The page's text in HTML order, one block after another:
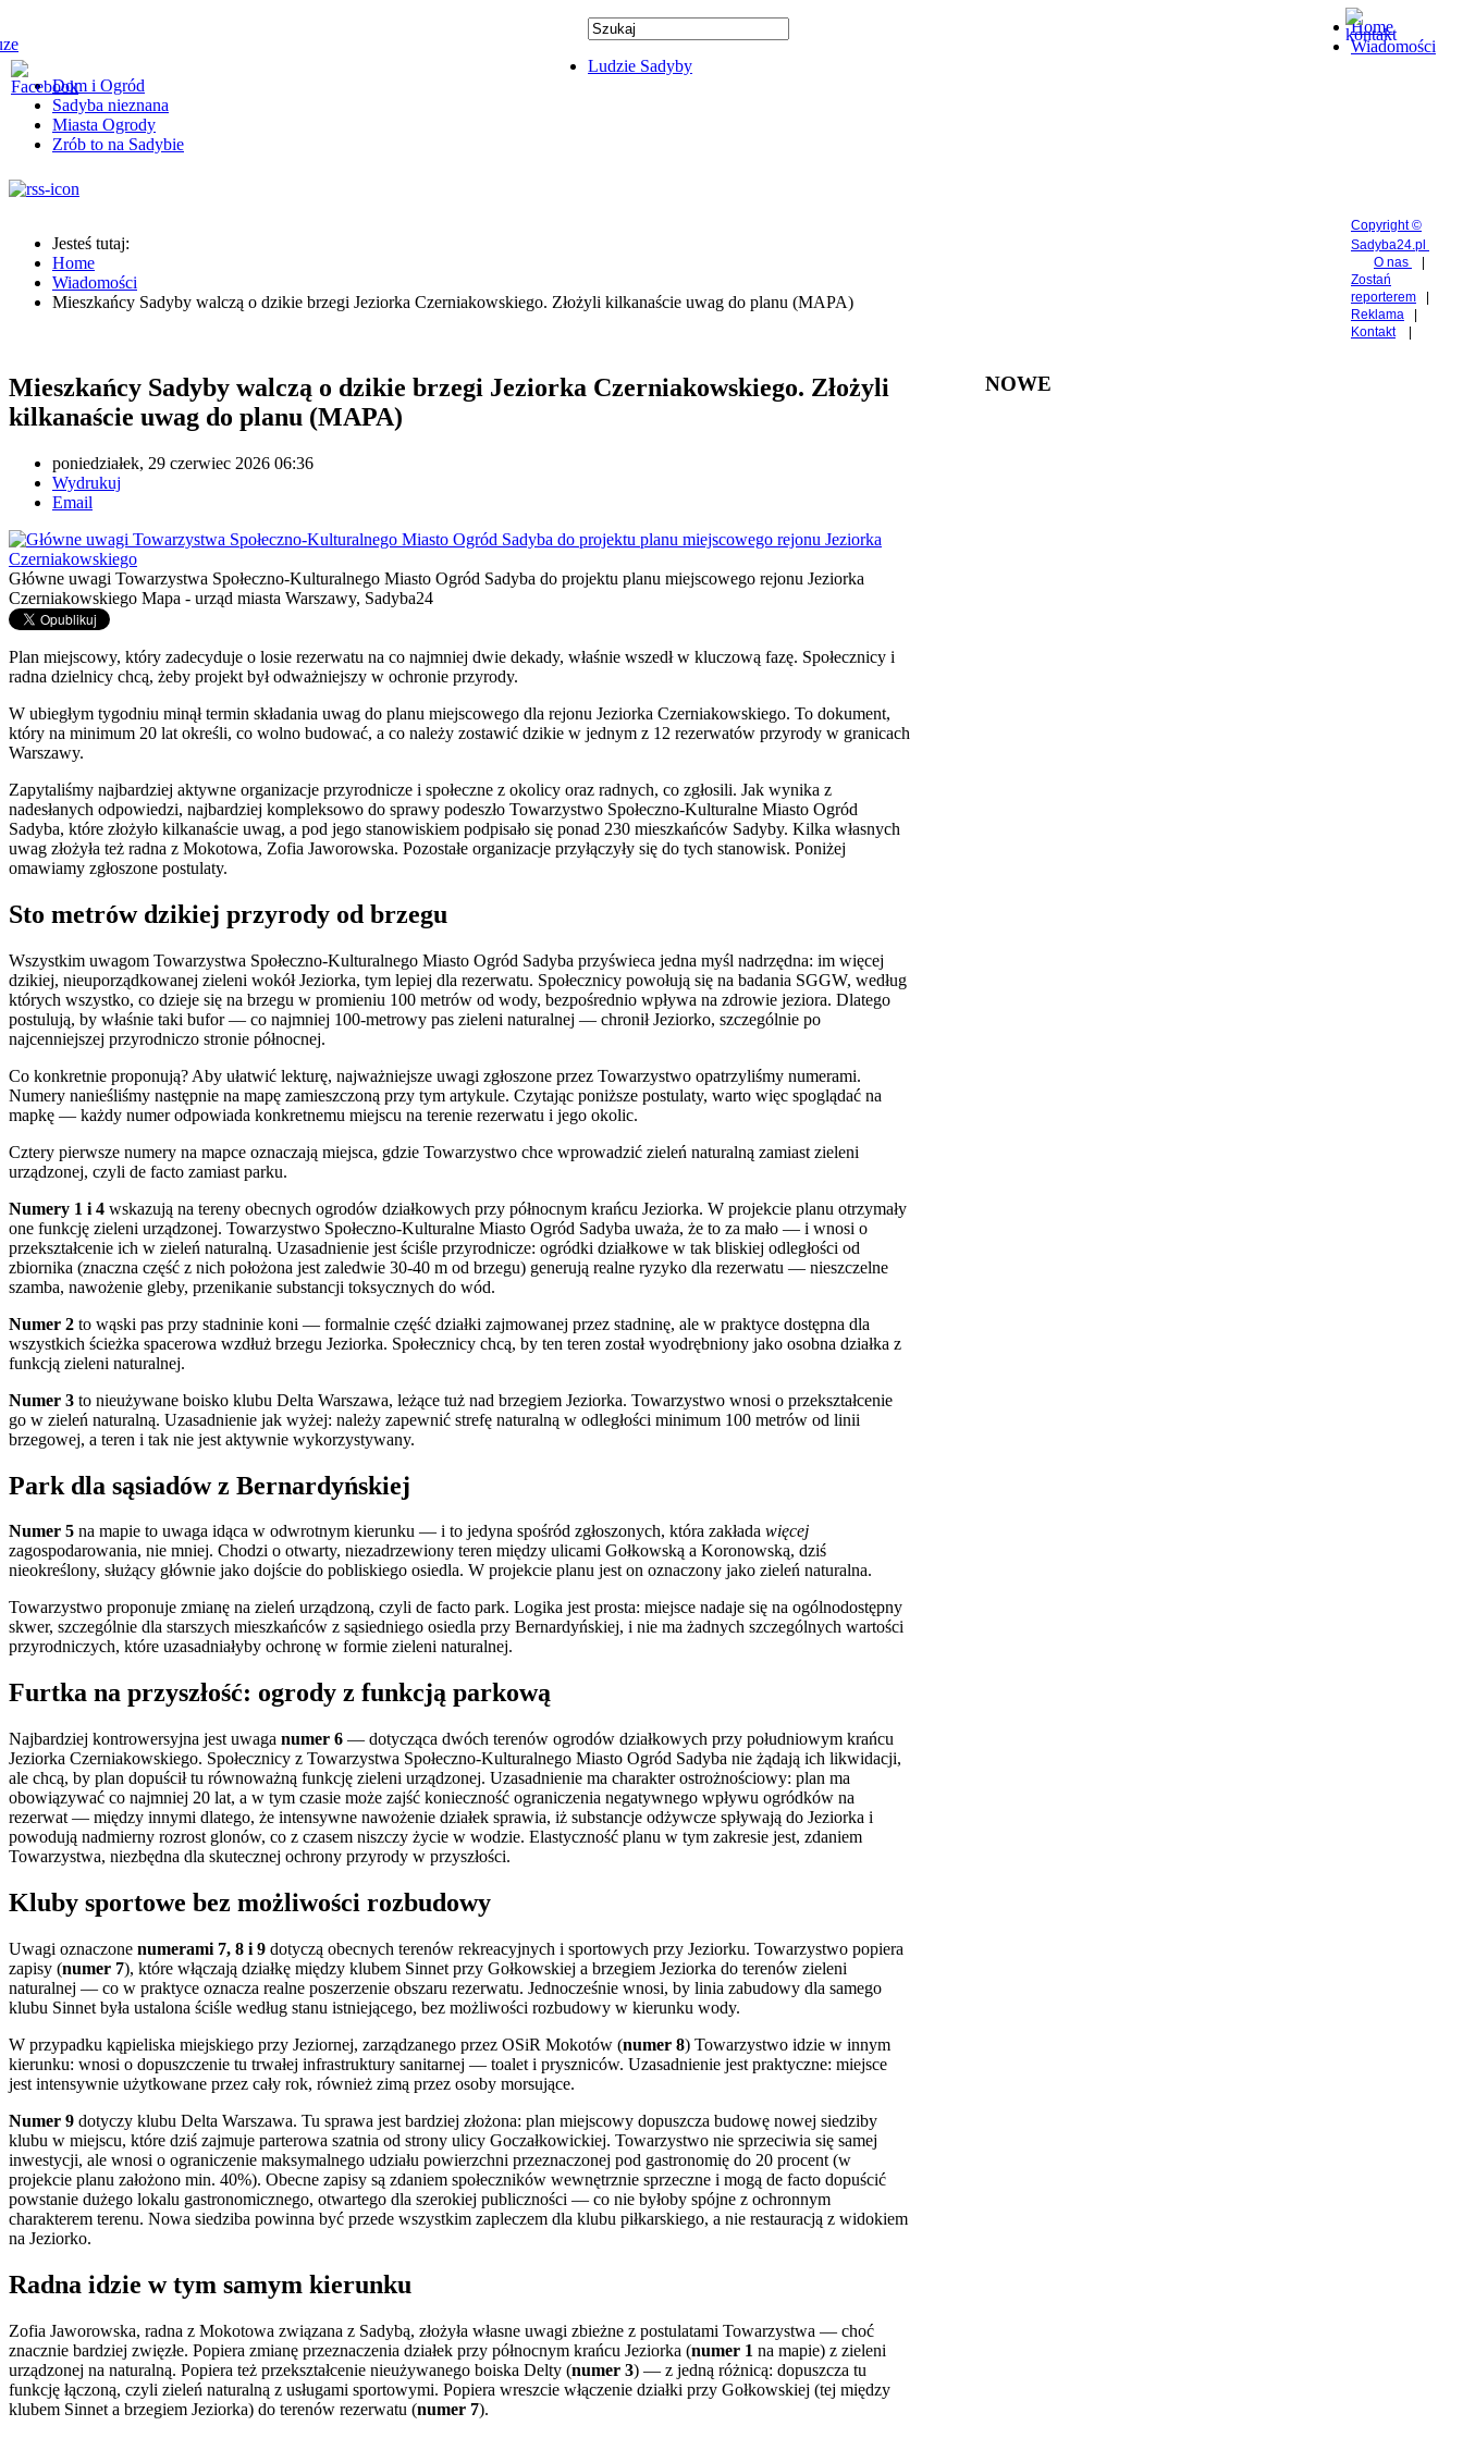
Home
Wiadomości
Ludzie Sadyby
Dom i Ogród
Sadyba nieznana
Miasta Ogrody
Zrób to na Sadybie
Jesteś tutaj:
Home
Wiadomości
Mieszkańcy Sadyby walczą o dzikie brzegi Jeziorka Czerniakowskiego. Złożyli kilkanaście uwag do planu (MAPA)
Mieszkańcy Sadyby walczą o dzikie brzegi Jeziorka Czerniakowskiego. Złożyli
kilkanaście uwag do planu (MAPA)
poniedziałek, 29 czerwiec 2026 06:36
Wydrukuj
Email
Główne uwagi Towarzystwa Społeczno-Kulturalnego Miasto Ogród Sadyba do projektu planu miejscowego rejonu Jeziorka
Czerniakowskiego Mapa - urząd miasta Warszawy, Sadyba24
Plan miejscowy, który zadecyduje o losie rezerwatu na co najmniej dwie dekady, właśnie wszedł w kluczową fazę. Społecznicy i
radna dzielnicy chcą, żeby projekt był odważniejszy w ochronie przyrody.
W ubiegłym tygodniu minął termin składania uwag do planu miejscowego dla rejonu Jeziorka Czerniakowskiego. To dokument,
który na minimum 20 lat określi, co wolno budować, a co należy zostawić dzikie w jednym z 12 rezerwatów przyrody w granicach
Warszawy.
Zapytaliśmy najbardziej aktywne organizacje przyrodnicze i społeczne z okolicy oraz radnych, co zgłosili. Jak wynika z
nadesłanych odpowiedzi, najbardziej kompleksowo do sprawy podeszło Towarzystwo Społeczno-Kulturalne Miasto Ogród
Sadyba, które złożyło kilkanaście uwag, a pod jego stanowiskiem podpisało się ponad 230 mieszkańców Sadyby. Kilka własnych
uwag złożyła też radna z Mokotowa, Zofia Jaworowska. Pozostałe organizacje przyłączyły się do tych stanowisk. Poniżej
omawiamy zgłoszone postulaty.
Sto metrów dzikiej przyrody od brzegu
Wszystkim uwagom Towarzystwa Społeczno-Kulturalnego Miasto Ogród Sadyba przyświeca jedna myśl nadrzędna: im więcej
dzikiej, nieuporządkowanej zieleni wokół Jeziorka, tym lepiej dla rezerwatu. Społecznicy powołują się na badania SGGW, według
których wszystko, co dzieje się na brzegu w promieniu 100 metrów od wody, bezpośrednio wpływa na zdrowie jeziora. Dlatego
postulują, by właśnie taki bufor — co najmniej 100-metrowy pas zieleni naturalnej — chronił Jeziorko, szczególnie po
najcenniejszej przyrodniczo stronie północnej.
Co konkretnie proponują? Aby ułatwić lekturę, najważniejsze uwagi zgłoszone przez Towarzystwo opatrzyliśmy numerami.
Numery nanieśliśmy następnie na mapę zamieszczoną przy tym artykule. Czytając poniższe postulaty, warto więc spoglądać na
mapkę — każdy numer odpowiada konkretnemu miejscu na terenie rezerwatu i jego okolic.
Cztery pierwsze numery na mapce oznaczają miejsca, gdzie Towarzystwo chce wprowadzić zieleń naturalną zamiast zieleni
urządzonej, czyli de facto zamiast parku.
Numery 1 i 4 wskazują na tereny obecnych ogrodów działkowych przy północnym krańcu Jeziorka. W projekcie planu otrzymały
one funkcję zieleni urządzonej. Towarzystwo Społeczno-Kulturalne Miasto Ogród Sadyba uważa, że to za mało — i wnosi o
przekształcenie ich w zieleń naturalną. Uzasadnienie jest ściśle przyrodnicze: ogródki działkowe w tak bliskiej odległości od
zbiornika (znaczna część z nich położona jest zaledwie 30-40 m od brzegu) generują realne ryzyko dla rezerwatu — nieszczelne
szamba, nawożenie gleby, przenikanie substancji toksycznych do wód.
Numer 2 to wąski pas przy stadninie koni — formalnie część działki zajmowanej przez stadninę, ale w praktyce dostępna dla
wszystkich ścieżka spacerowa wzdłuż brzegu Jeziorka. Społecznicy chcą, by ten teren został wyodrębniony jako osobna działka z
funkcją zieleni naturalnej.
Numer 3 to nieużywane boisko klubu Delta Warszawa, leżące tuż nad brzegiem Jeziorka. Towarzystwo wnosi o przekształcenie
go w zieleń naturalną. Uzasadnienie jak wyżej: należy zapewnić strefę naturalną w odległości minimum 100 metrów od linii
brzegowej, a teren i tak nie jest aktywnie wykorzystywany.
Park dla sąsiadów z Bernardyńskiej
Numer 5 na mapie to uwaga idąca w odwrotnym kierunku — i to jedyna spośród zgłoszonych, która zakłada więcej
zagospodarowania, nie mniej. Chodzi o otwarty, niezadrzewiony teren między ulicami Gołkowską a Koronowską, dziś
nieokreślony, służący głównie jako dojście do pobliskiego osiedla. W projekcie planu jest on oznaczony jako zieleń naturalna.
Towarzystwo proponuje zmianę na zieleń urządzoną, czyli de facto park. Logika jest prosta: miejsce nadaje się na ogólnodostępny
skwer, szczególnie dla starszych mieszkańców z sąsiedniego osiedla przy Bernardyńskiej, i nie ma żadnych szczególnych wartości
przyrodniczych, które uzasadniałyby ochronę w formie zieleni naturalnej.
Furtka na przyszłość: ogrody z funkcją parkową
Najbardziej kontrowersyjna jest uwaga numer 6 — dotycząca dwóch terenów ogrodów działkowych przy południowym krańcu
Jeziorka Czerniakowskiego. Społecznicy z Towarzystwa Społeczno-Kulturalnego Miasto Ogród Sadyba nie żądają ich likwidacji,
ale chcą, by plan dopuścił tu równoważną funkcję zieleni urządzonej. Uzasadnienie ma charakter ostrożnościowy: plan ma
obowiązywać co najmniej 20 lat, a w tym czasie może zajść konieczność ograniczenia negatywnego wpływu ogródków na
rezerwat — między innymi dlatego, że intensywne nawożenie działek sprawia, iż substancje odżywcze spływają do Jeziorka i
powodują nadmierny rozrost glonów, co z czasem niszczy życie w wodzie. Elastyczność planu w tym zakresie jest, zdaniem
Towarzystwa, niezbędna dla skutecznej ochrony przyrody w przyszłości.
Kluby sportowe bez możliwości rozbudowy
Uwagi oznaczone numerami 7, 8 i 9 dotyczą obecnych terenów rekreacyjnych i sportowych przy Jeziorku. Towarzystwo popiera
zapisy (numer 7), które włączają działkę między klubem Sinnet przy Gołkowskiej a brzegiem Jeziorka do terenów zieleni
naturalnej — co w praktyce oznacza realne poszerzenie obszaru rezerwatu. Jednocześnie wnosi, by linia zabudowy dla samego
klubu Sinnet była ustalona ściśle według stanu istniejącego, bez możliwości rozbudowy w kierunku wody.
W przypadku kąpieliska miejskiego przy Jeziornej, zarządzanego przez OSiR Mokotów (numer 8) Towarzystwo idzie w innym
kierunku: wnosi o dopuszczenie tu trwałej infrastruktury sanitarnej — toalet i pryszniców. Uzasadnienie jest praktyczne: miejsce
jest intensywnie użytkowane przez cały rok, również zimą przez osoby morsujące.
Numer 9 dotyczy klubu Delta Warszawa. Tu sprawa jest bardziej złożona: plan miejscowy dopuszcza budowę nowej siedziby
klubu w miejscu, które dziś zajmuje parterowa szatnia od strony ulicy Goczałkowickiej. Towarzystwo nie sprzeciwia się samej
inwestycji, ale wnosi o ograniczenie maksymalnego udziału powierzchni przeznaczonej pod gastronomię do 20 procent (w
projekcie planu założono min. 40%). Obecne zapisy są zdaniem społeczników wewnętrznie sprzeczne i mogą de facto dopuścić
powstanie dużego lokalu gastronomicznego, otwartego dla szerokiej publiczności — co nie byłoby spójne z ochronnym
charakterem terenu. Nowa siedziba powinna być przede wszystkim zapleczem dla klubu piłkarskiego, a nie restauracją z widokiem
na Jeziorko.
Radna idzie w tym samym kierunku
Zofia Jaworowska, radna z Mokotowa związana z Sadybą, złożyła własne uwagi zbieżne z postulatami Towarzystwa — choć
znacznie bardziej zwięzłe. Popiera zmianę przeznaczenia działek przy północnym krańcu Jeziorka (numer 1 na mapie) z zieleni
urządzonej na naturalną. Popiera też przekształcenie nieużywanego boiska Delty (numer 3) — z jedną różnicą: dopuszcza tu
funkcję łączoną, czyli zieleń naturalną z usługami sportowymi. Popiera wreszcie włączenie działki przy Gołkowskiej (tej między
klubem Sinnet a brzegiem Jeziorka) do terenów rezerwatu (numer 7).
NOWE
Copyright ©
Sadyba24.pl
O nas
Zostań
reporterem
Reklama
Kontakt|